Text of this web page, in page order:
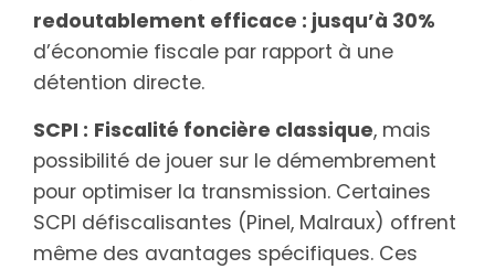
redoutablement efficace : jusqu’à 30%
d’économie fiscale par rapport à une
détention directe.
SCPI : Fiscalité foncière classique, mais
possibilité de jouer sur le démembrement
pour optimiser la transmission. Certaines
SCPI défiscalisantes (Pinel, Malraux) offrent
même des avantages spécifiques. Ces